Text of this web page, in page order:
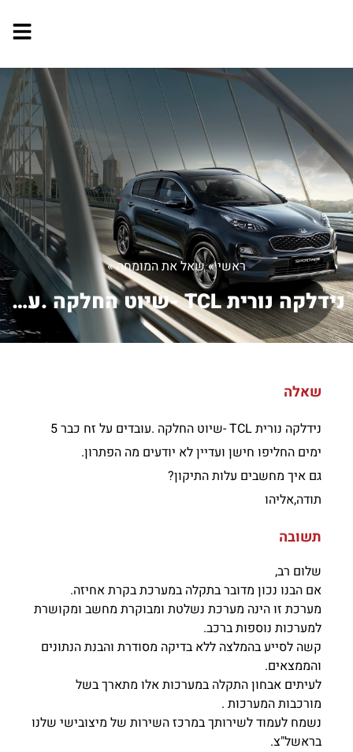
ראשי»שאל את המומחה»
נידלקה נורית TCL -שיוט החלקה .עובדים ...
שאלה
נידלקה נורית TCL -שיוט החלקה .עובדים על זח כבר 5
ימים החליפו חישן ועדיין לא יודעים מה הפתרון.
גם איך מחשבים עלות התיקון?
תודה,אליהו
תשובה
שלום רב,
אם הבנו נכון מדובר בתקלה במערכת בקרת אחיזה.
מערכת זו הינה מערכת נשלטת ומבוקרת מחשב ומקושרת
למערכות נוספות ברכב.
קשה לסייע בהמלצה ללא בדיקה מסודרת והבנת הנתונים
והממצאים.
לעיתים אבחון התקלה במערכות אלו מתארך בשל
מורכבות המערכות .
נשמח לעמוד לשירותך במרכז השירות של מיצובישי שלנו
בראשל"צ.